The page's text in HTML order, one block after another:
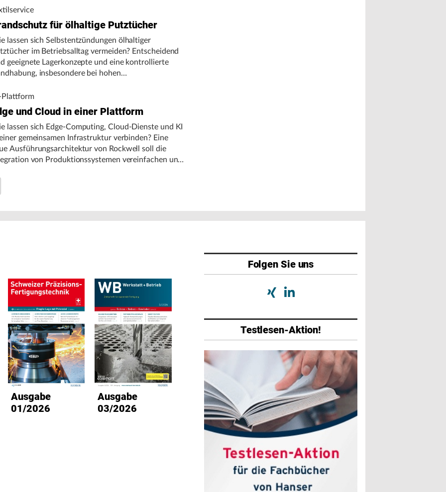
für ölhaltige Putztücher
lassen sich Selbstentzündungen ölhaltiger
im Betriebsalltag vermeiden? Entscheidend
geeignete Lagerkonzepte und eine kontrollierte
insbesondere bei hohen
Plattform
und Cloud in einer Plattform
lassen sich Edge-Computing, Cloud-Dienste und KI
gemeinsamen Infrastruktur verbinden? Eine
Ausführungsarchitektur von Rockwell soll die
von Produktionssystemen vereinfachen und
Ausgabe
01/2026
Ausgabe
03/2026
Ausgabe
02/2026
Ausgabe
01/2026
Folgen Sie uns
Testlesen-Aktion!